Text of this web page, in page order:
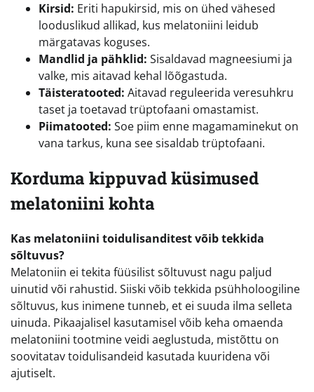
Kirsid: Eriti hapukirsid, mis on ühed vähesed
looduslikud allikad, kus melatoniini leidub
märgatavas koguses.
Mandlid ja pähklid: Sisaldavad magneesiumi ja
valke, mis aitavad kehal lõõgastuda.
Täisteratooted: Aitavad reguleerida veresuhkru
taset ja toetavad trüptofaani omastamist.
Piimatooted: Soe piim enne magamaminekut on
vana tarkus, kuna see sisaldab trüptofaani.
Korduma kippuvad küsimused
melatoniini kohta
Kas melatoniini toidulisanditest võib tekkida
sõltuvus?
Melatoniin ei tekita füüsilist sõltuvust nagu paljud
uinutid või rahustid. Siiski võib tekkida psühholoogiline
sõltuvus, kus inimene tunneb, et ei suuda ilma selleta
uinuda. Pikaajalisel kasutamisel võib keha omaenda
melatoniini tootmine veidi aeglustuda, mistõttu on
soovitatav toidulisandeid kasutada kuuridena või
ajutiselt.